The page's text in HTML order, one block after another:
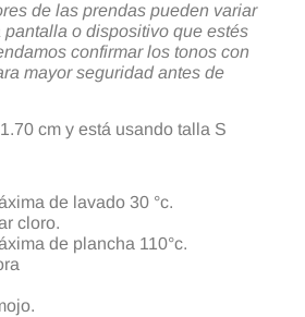
de las prendas pueden variar
o dispositivo que estés
confirmar los tonos con
mayor seguridad antes de
cm y está usando talla S
de lavado 30 °c.
cloro.
de plancha 110°c.